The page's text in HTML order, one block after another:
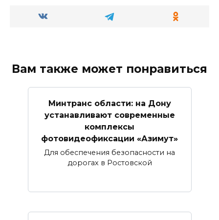
Вам также может понравиться
Минтранс области: на Дону
устанавливают современные
комплексы
фотовидеофиксации «Азимут»
Для обеспечения безопасности на
дорогах в Ростовской